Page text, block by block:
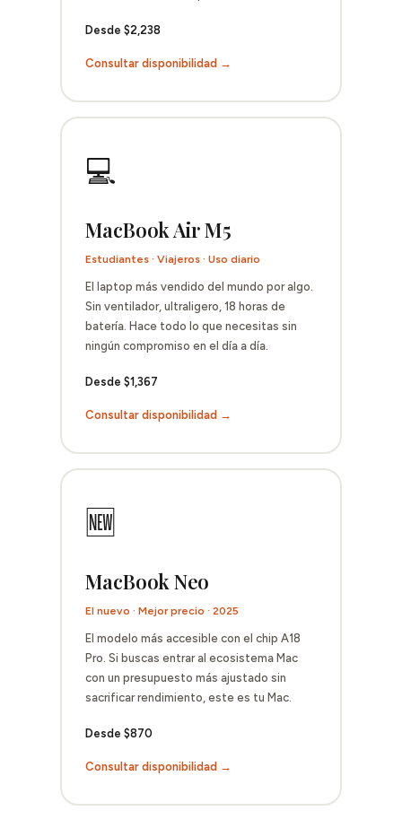
Desde $2,238
Consultar disponibilidad →
💻
MacBook Air M5
Estudiantes · Viajeros · Uso diario
El laptop más vendido del mundo por algo.
Sin ventilador, ultraligero, 18 horas de
batería. Hace todo lo que necesitas sin
ningún compromiso en el día a día.
Desde $1,367
Consultar disponibilidad →
🆕
MacBook Neo
El nuevo · Mejor precio · 2025
El modelo más accesible con el chip A18
Pro. Si buscas entrar al ecosistema Mac
con un presupuesto más ajustado sin
sacrificar rendimiento, este es tu Mac.
Desde $870
Consultar disponibilidad →